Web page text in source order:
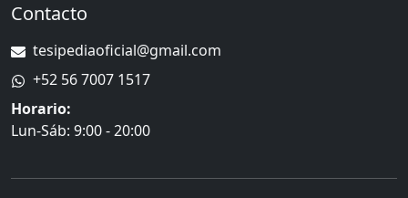
Contacto
tesipediaoficial@gmail.com
+52 56 7007 1517
Horario:
Lun-Sáb: 9:00 - 20:00